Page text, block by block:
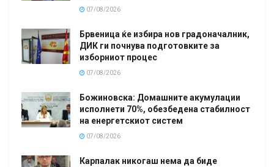
07/08/2026
Брвеница ќе избира нов градоначалник,
ДИК ги почнува подготовките за
изборниот процес
07/08/2026
Божиновска: Домашните акумулации
исполнети 70%, обезбедена стабилност
на енергетскиот систем
07/08/2026
Карпалак никогаш нема да биде